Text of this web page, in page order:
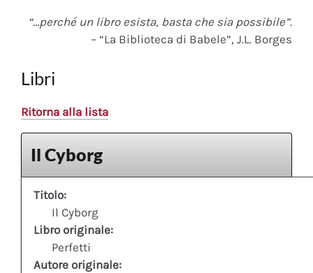
“…perché un libro esista, basta che sia possibile”.
– “La Biblioteca di Babele”, J.L. Borges
Libri
Ritorna alla lista
Il Cyborg
Titolo:
Il Cyborg
Libro originale:
Perfetti
Autore originale: